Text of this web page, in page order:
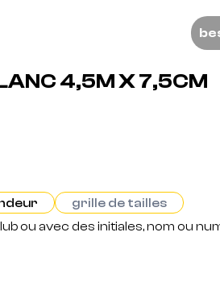
4,5M X 7,5CM
grille de tailles
ou avec des initiales, nom ou